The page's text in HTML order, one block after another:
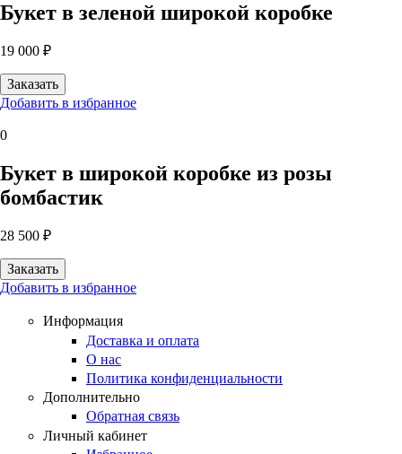
Букет в зеленой широкой коробке
19 000 ₽
Добавить в избранное
0
Букет в широкой коробке из розы
бомбастик
28 500 ₽
Добавить в избранное
Информация
Доставка и оплата
О нас
Политика конфиденциальности
Дополнительно
Обратная связь
Личный кабинет